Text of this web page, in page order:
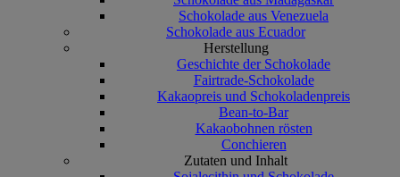
Schokolade aus Venezuela
Schokolade aus Ecuador
Herstellung
Geschichte der Schokolade
Fairtrade-Schokolade
Kakaopreis und Schokoladenpreis
Bean-to-Bar
Kakaobohnen rösten
Conchieren
Zutaten und Inhalt